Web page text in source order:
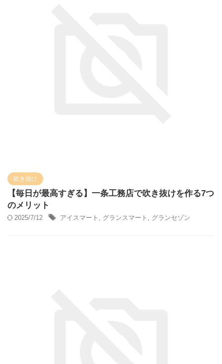
吹き抜け
【毎日が最高すぎる】一条工務店で吹き抜けを作る7つ
のメリット
2025/7/12 アイスマート グランスマート グランセゾン